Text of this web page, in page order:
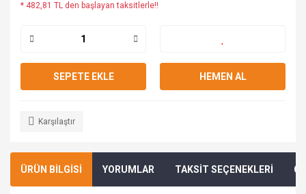
* 482,81 TL den başlayan taksitlerle!!
SEPETE EKLE HEMEN AL
Karşılaştır
ÜRÜN BİLGİSİ YORUMLAR TAKSİT SEÇENEKLERİ